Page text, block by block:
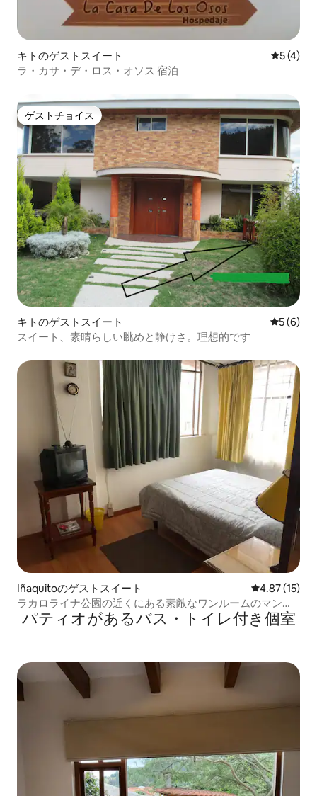
キトのゲストスイート レビュー
5 (4)
ラ・カサ・デ・ロス・オソス 宿泊
ゲストチョイス
ゲストチョイス
キトのゲストスイート レビュー
5 (6)
スイート、素晴らしい眺めと静けさ。理想的です
Iñaquitoのゲストスイート レビュー15
4.87 (15)
ラカロライナ公園の近くにある素敵なワンルームのマンシ
ョン・アパート。
パティオがあるバス・トイレ付き個室